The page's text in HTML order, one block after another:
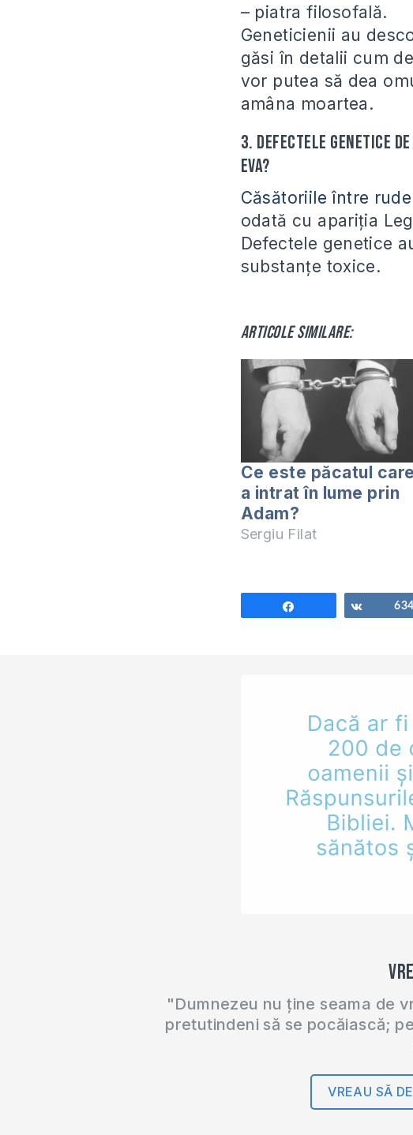
– piatra filosofală.
Geneticienii au
găsi în detalii cum
vor putea să dea
amâna moartea.
3. Defectele genetice
Eva?
Căsătoriile între
odată cu apariția
Defectele genetice
substanțe toxice.
Articole similare:
Ce este păcatul care
a intrat în lume prin
Adam?
Sergiu Filat
Share634
"Dumnezeu nu ține seama de
pretutindeni să se pocăiască;
VREAU SĂ